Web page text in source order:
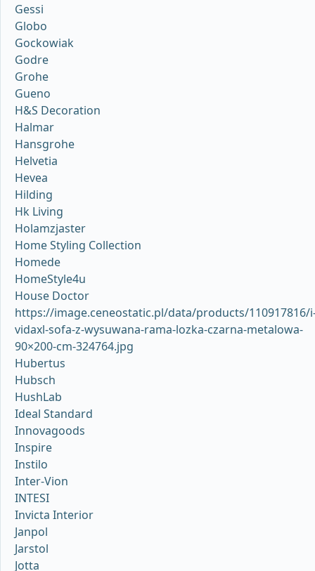
Gessi
Globo
Gockowiak
Godre
Grohe
Gueno
H&S Decoration
Halmar
Hansgrohe
Helvetia
Hevea
Hilding
Hk Living
Holamzjaster
Home Styling Collection
Homede
HomeStyle4u
House Doctor
https://image.ceneostatic.pl/data/products/110917816/
vidaxl-sofa-z-wysuwana-rama-lozka-czarna-metalowa-
90×200-cm-324764.jpg
Hubertus
Hubsch
HushLab
Ideal Standard
Innovagoods
Inspire
Instilo
Inter-Vion
INTESI
Invicta Interior
Janpol
Jarstol
Jotta